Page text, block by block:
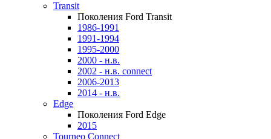
Transit
Поколения Ford Transit
1986-1991
1991-1994
1995-2000
2000 - н.в.
2002 - н.в. connect
2006-2013
2014 - н.в.
Edge
Поколения Ford Edge
2015
Tourneo Connect